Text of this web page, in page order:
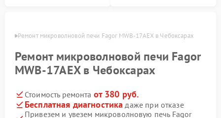
Ремонт микроволновой печи Fagor MWB-17AEX в Чебоксарах
Ремонт микроволновой печи Fagor
MWB-17AEX в Чебоксарах
Стоимость ремонта от 380 руб.
Бесплатная диагностика даже при отказе
Привезем и увезем микроволновую печь Fagor